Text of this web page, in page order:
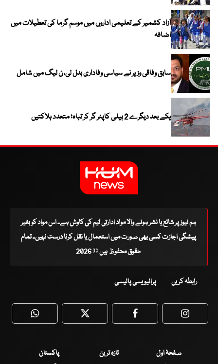
آزاد کشمیر کے تعلیمی اداروں میں موسم گرما کی تعطیلات میں
اضافہ
سابق وفاقی وزیر نے سیاسی وفاداری بدل لی، ن لیگ میں شامل
یکے بعد دیگرے 2 ہیلی کاپٹر گر کر تباہ؛ متعدد ہلاکتیں
ہم نیوز پر شائع یا نشر ہونے والا مواد ادارتی ٹیم کی کاوش ہے۔ اس مواد کو بغیر
پیشگی اجازت کسی بھی صورت میں استعمال یا نقل کرنا درست نہیں۔ تمام
حقوق محفوظ ہیں © 2026
رابطہ کریں پرائیویسی پالیسی
WhatsApp Twitter Facebook
صفحۂ اول تازہ ترین
پاکستان